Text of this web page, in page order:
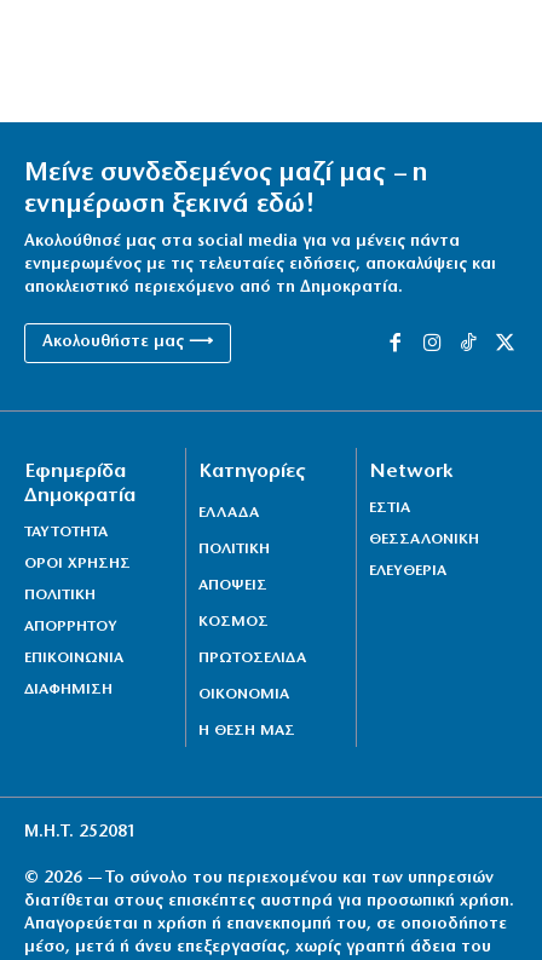
Μείνε συνδεδεμένος μαζί μας – η
ενημέρωση ξεκινά εδώ!
Ακολούθησέ μας στα social media για να μένεις πάντα
ενημερωμένος με τις τελευταίες ειδήσεις, αποκαλύψεις και
αποκλειστικό περιεχόμενο από τη Δημοκρατία.
Ακολουθήστε μας ⟶
Εφημερίδα
Δημοκρατία
ΤΑΥΤΟΤΗΤΑ
ΟΡΟΙ ΧΡΗΣΗΣ
ΠΟΛΙΤΙΚΗ
ΑΠΟΡΡΗΤΟΥ
ΕΠΙΚΟΙΝΩΝΙΑ
ΔΙΑΦΗΜΙΣΗ
Κατηγορίες
ΕΛΛΑΔΑ
ΠΟΛΙΤΙΚΗ
ΑΠΟΨΕΙΣ
ΚΟΣΜΟΣ
ΠΡΩΤΟΣΕΛΙΔΑ
ΟΙΚΟΝΟΜΙΑ
Η ΘΕΣΗ ΜΑΣ
Network
ΕΣΤΙΑ
ΘΕΣΣΑΛΟΝΙΚΗ
ΕΛΕΥΘΕΡΙΑ
Μ.Η.Τ. 252081
© 2026 — Το σύνολο του περιεχομένου και των υπηρεσιών
διατίθεται στους επισκέπτες αυστηρά για προσωπική χρήση.
Απαγορεύεται η χρήση ή επανεκπομπή του, σε οποιοδήποτε
μέσο, μετά ή άνευ επεξεργασίας, χωρίς γραπτή άδεια του